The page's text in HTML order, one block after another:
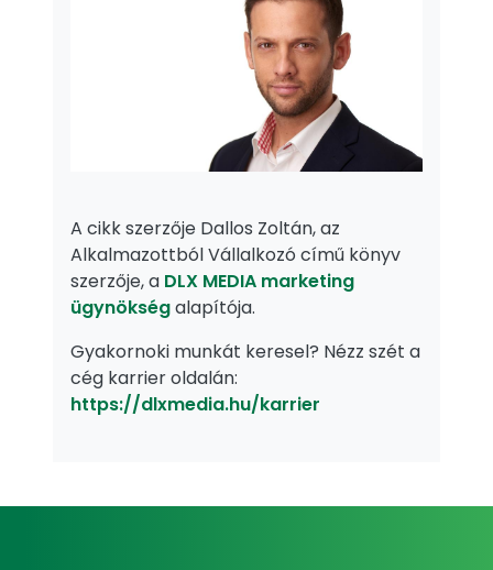
​​​​​​​A cikk szerzője Dallos Zoltán, az
Alkalmazottból Vállalkozó című könyv
szerzője, a DLX MEDIA marketing
ügynökségalapítója.
Gyakornoki munkát keresel? Nézz szét a
cég karrier oldalán:
https://dlxmedia.hu/karrier